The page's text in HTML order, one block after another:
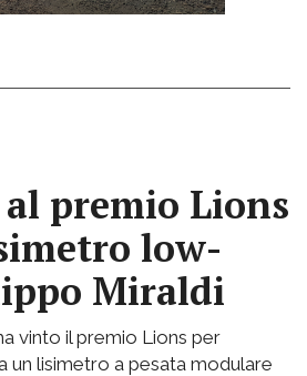
premio Lions
low-
Miraldi
vinto il premio Lions per
un lisimetro a pesata modulare